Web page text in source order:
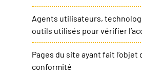
Agents utilisateurs,
outils utilisés pour vérifier
Pages du site ayant fait
conformité